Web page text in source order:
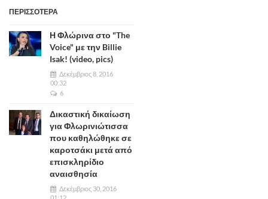
ΠΕΡΙΣΣΟΤΕΡΑ
Η Φλώρινα στο "The
Voice" με την Billie
Isak! (video, pics)
Δεκέμβριος 8, 2016
00:32
6
Δικαστική δικαίωση
για Φλωρινιώτισσα
που καθηλώθηκε σε
καροτσάκι μετά από
επισκληρίδιο
αναισθησία
Δεκέμβριος 30, 2016